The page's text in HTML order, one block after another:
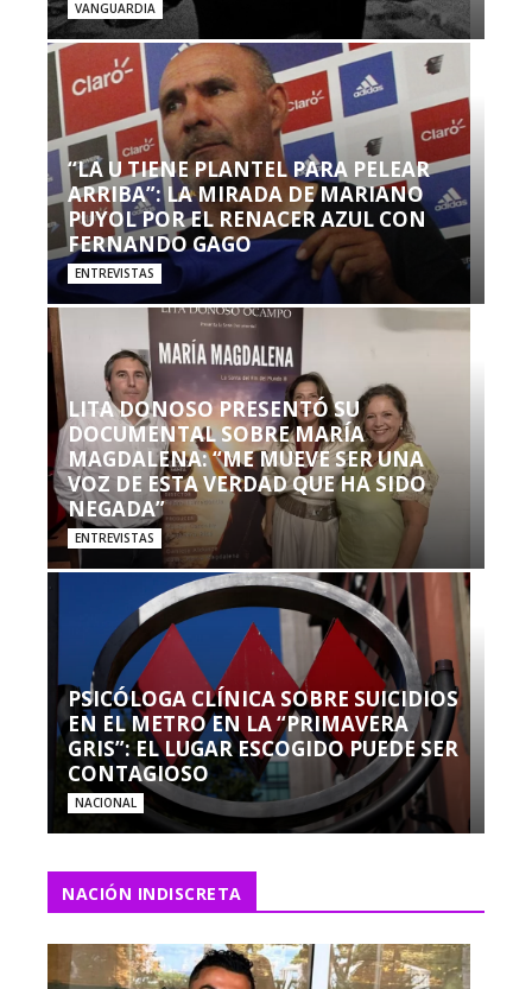
VANGUARDIA
“LA U TIENE PLANTEL PARA PELEAR
ARRIBA”: LA MIRADA DE MARIANO
PUYOL POR EL RENACER AZUL CON
FERNANDO GAGO
ENTREVISTAS
LITA DONOSO PRESENTÓ SU
DOCUMENTAL SOBRE MARÍA
MAGDALENA: “ME MUEVE SER UNA
VOZ DE ESTA VERDAD QUE HA SIDO
NEGADA”
ENTREVISTAS
PSICÓLOGA CLÍNICA SOBRE SUICIDIOS
EN EL METRO EN LA “PRIMAVERA
GRIS”: EL LUGAR ESCOGIDO PUEDE SER
CONTAGIOSO
NACIONAL
NACIÓN INDISCRETA